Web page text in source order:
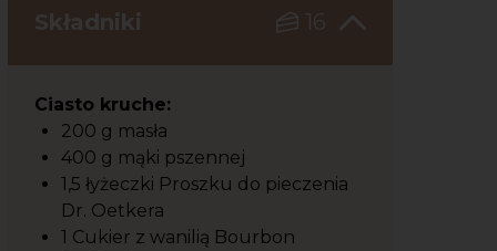
Składniki 16
Ciasto kruche:
200 g masła
400 g mąki pszennej
1,5 łyżeczki Proszku do pieczenia
Dr. Oetkera
1 Cukier z wanilią Bourbon